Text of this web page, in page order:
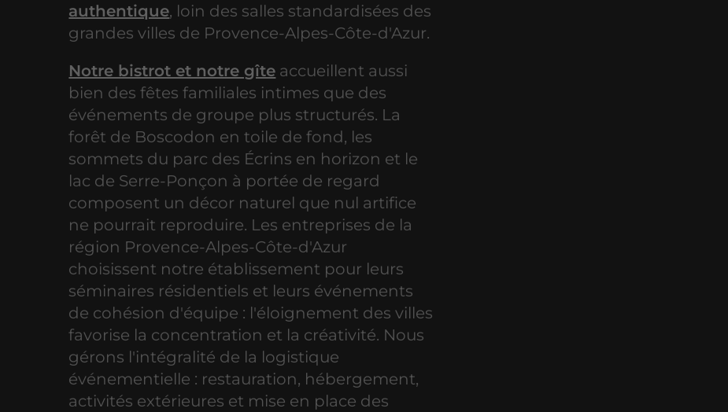
authentique, loin des salles standardisées des
grandes villes de Provence-Alpes-Côte-d'Azur.
Notre bistrot et notre gîte accueillent aussi
bien des fêtes familiales intimes que des
événements de groupe plus structurés. La
forêt de Boscodon en toile de fond, les
sommets du parc des Écrins en horizon et le
lac de Serre-Ponçon à portée de regard
composent un décor naturel que nul artifice
ne pourrait reproduire. Les entreprises de la
région Provence-Alpes-Côte-d'Azur
choisissent notre établissement pour leurs
séminaires résidentiels et leurs événements
de cohésion d'équipe : l'éloignement des villes
favorise la concentration et la créativité. Nous
gérons l'intégralité de la logistique
événementielle : restauration, hébergement,
activités extérieures et mise en place des